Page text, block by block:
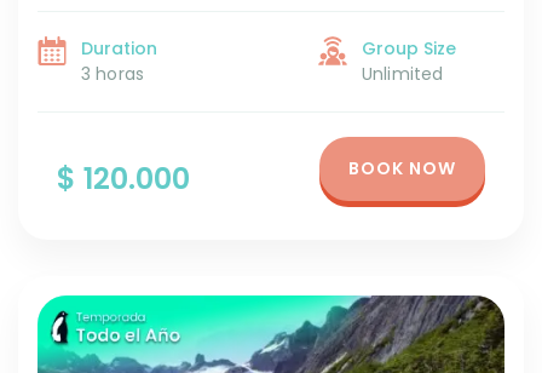
Duration
3 horas
Group Size
Unlimited
$ 120.000 BOOK NOW